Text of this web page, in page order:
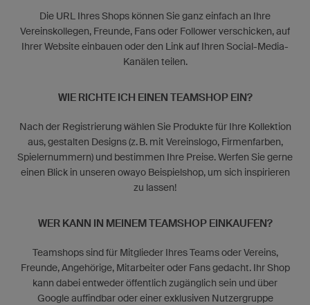
Die URL Ihres Shops können Sie ganz einfach an Ihre
Vereinskollegen, Freunde, Fans oder Follower verschicken, auf
Ihrer Website einbauen oder den Link auf Ihren Social-Media-
Kanälen teilen.
WIE RICHTE ICH EINEN TEAMSHOP EIN?
Nach der Registrierung wählen Sie Produkte für Ihre Kollektion
aus, gestalten Designs (z. B. mit Vereinslogo, Firmenfarben,
Spielernummern) und bestimmen Ihre Preise. Werfen Sie gerne
einen Blick in unseren owayo Beispielshop, um sich inspirieren
zu lassen!
WER KANN IN MEINEM TEAMSHOP EINKAUFEN?
Teamshops sind für Mitglieder Ihres Teams oder Vereins,
Freunde, Angehörige, Mitarbeiter oder Fans gedacht. Ihr Shop
kann dabei entweder öffentlich zugänglich sein und über
Google auffindbar oder einer exklusiven Nutzergruppe